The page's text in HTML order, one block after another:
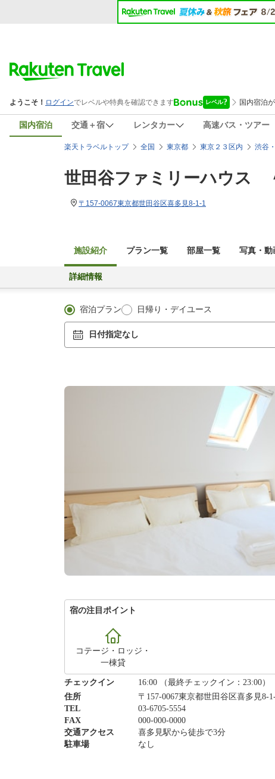
国内宿泊 交通＋宿 レンタカー 高速バス・ツアー
楽天トラベルトップ 全国 東京都 東京２３区内 渋谷
世田谷ファミリーハウス
〒157-0067東京都世田谷区喜多見8-1-1
施設紹介 プラン一覧 部屋一覧 写真・動
詳細情報
宿泊プラン 日帰り・デイユース
日付指定なし
宿の注目ポイント
コテージ・ロッジ・
一棟貸
チェックイン 16:00 （最終チェックイン：23:00）
住所
〒157-0067東京都世田谷区喜多見8-
TEL
03-6705-5554
FAX
000-000-0000
交通アクセス
喜多見駅から徒歩で3分
駐車場
なし